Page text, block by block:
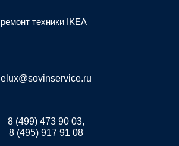
ремонт техники IKEA
elux@sovinservice.ru
8 (499) 473 90 03,
8 (495) 917 91 08